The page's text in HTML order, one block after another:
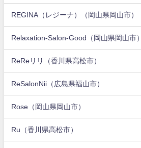
REGINA（レジーナ）（岡山県岡山市）
Relaxation-Salon-Good（岡山県岡山市）
ReReリリ（香川県高松市）
ReSalonNii（広島県福山市）
Rose（岡山県岡山市）
Ru（香川県高松市）